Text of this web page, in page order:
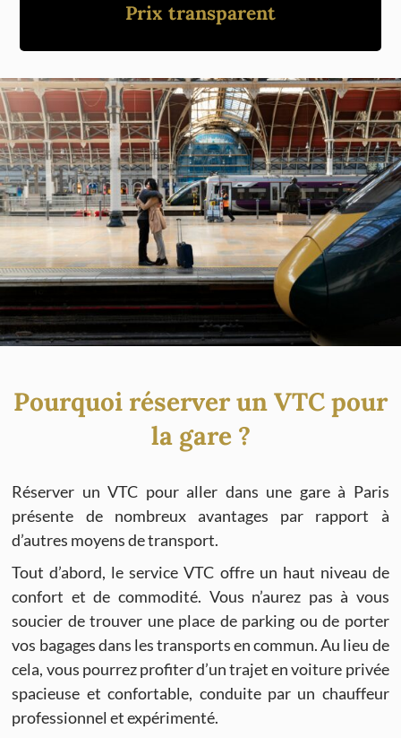
Prix transparent
Pourquoi réserver un VTC pour
la gare ?
Réserver un VTC pour aller dans une gare à Paris
présente de nombreux avantages par rapport à
d’autres moyens de transport.
Tout d’abord, le service VTC offre un haut niveau de
confort et de commodité. Vous n’aurez pas à vous
soucier de trouver une place de parking ou de porter
vos bagages dans les transports en commun. Au lieu de
cela, vous pourrez profiter d’un trajet en voiture privée
spacieuse et confortable, conduite par un chauffeur
professionnel et expérimenté.